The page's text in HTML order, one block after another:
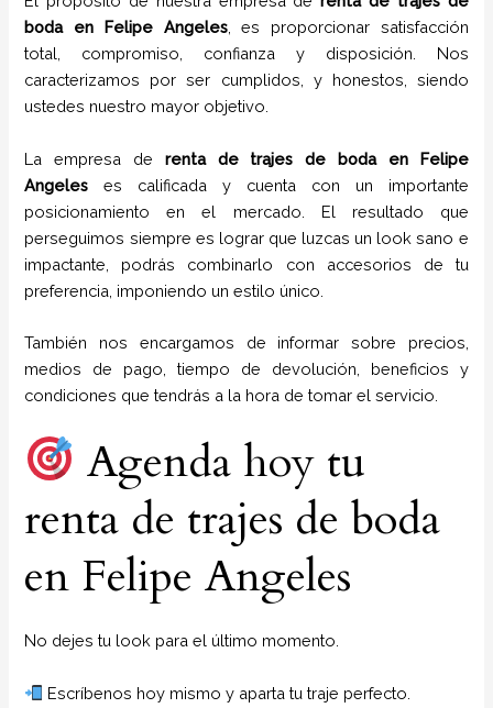
boda
en Felipe Angeles, es proporcionar satisfacción
total, compromiso, confianza y disposición. Nos
caracterizamos por ser cumplidos, y honestos, siendo
ustedes nuestro mayor objetivo.
La empresa de renta de trajes de boda
en Felipe
Angeles
es calificada y cuenta con un importante
posicionamiento en el mercado. El resultado que
perseguimos siempre es lograr que luzcas un look sano e
impactante, podrás combinarlo con accesorios de tu
preferencia, imponiendo un estilo único.
También nos encargamos de informar sobre precios,
medios de pago, tiempo de devolución, beneficios y
condiciones que tendrás a la hora de tomar el servicio.
Agenda hoy tu
renta de trajes de boda
en Felipe Angeles
No dejes tu look para el último momento.
Escríbenos hoy mismo y aparta tu traje perfecto.